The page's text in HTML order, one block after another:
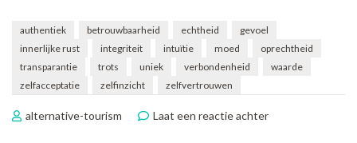
authentiek betrouwbaarheid echtheid
gevoel
innerlijke rust
integriteit intuïtie moed
oprechtheid
transparantie
trots uniek verbondenheid
waarde
zelfacceptatie
zelfinzicht zelfvertrouwen
alternative-tourism Laat een reactie achterop